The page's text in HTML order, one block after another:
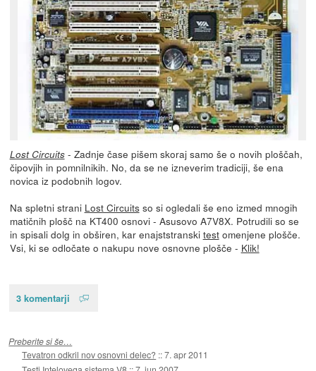
Lost Circuits- Zadnje čase pišem skoraj samo še o novih ploščah,
čipovjih in pomnilnikih. No, da se ne izneverim tradiciji, še ena
novica iz podobnih logov.
Na spletni strani Lost Circuitsso si ogledali še eno izmed mnogih
matičnih plošč na KT400 osnovi - Asusovo A7V8X. Potrudili so se
in spisali dolg in obširen, kar enajststranski testomenjene plošče.
Vsi, ki se odločate o nakupu nove osnovne plošče - Klik!
3 komentarji
Preberite si še…
Tevatron odkril nov osnovni delec? ::7. apr 2011